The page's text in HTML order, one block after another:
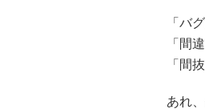
「バグ
「間違
「間抜
あれ、